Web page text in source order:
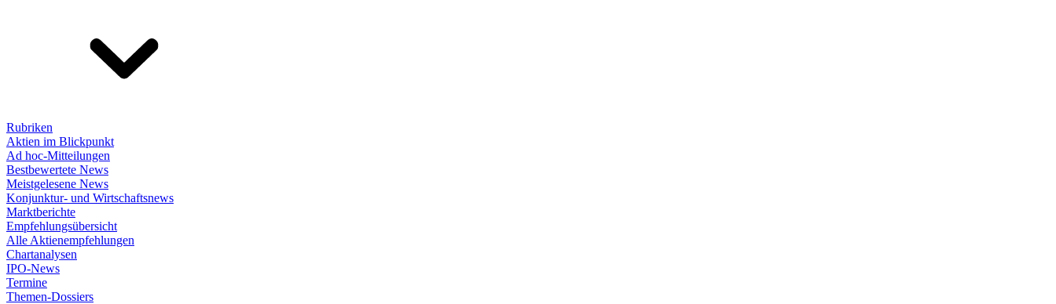
Rubriken
Aktien im Blickpunkt
Ad hoc-Mitteilungen
Bestbewertete News
Meistgelesene News
Konjunktur- und Wirtschaftsnews
Marktberichte
Empfehlungsübersicht
Alle Aktienempfehlungen
Chartanalysen
IPO-News
Termine
Themen-Dossiers